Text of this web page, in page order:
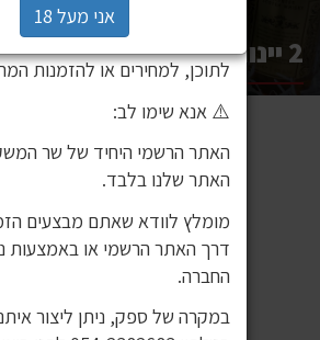
2 יינות ב 120 ₪
2 ב 120 ₪
בהם שימוש ללא אישור. מדובר
שייך לחברת שר המשקאות,
לתוכן, למחירים או להזמנות
⚠️ אנא שימו לב:
האתר הרשמי היחיד של שר
האתר שלנו בלבד.
מומלץ לוודא שאתם מבצעים
דרך האתר הרשמי או באמצעות
החברה.
במקרה של ספק, ניתן ליצור
אני מעל 18